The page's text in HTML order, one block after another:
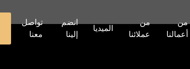
من
أعمالنا
من
عملائنا
الميديا
انضم
إلينا
تواصل
معنا